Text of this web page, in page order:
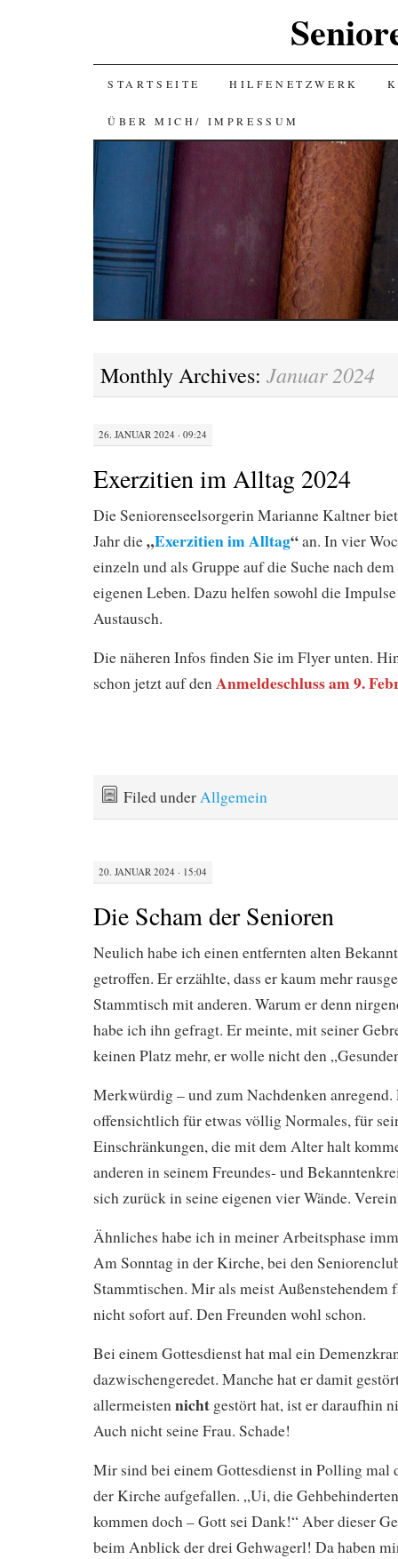
SKIP
TO
CONTENT
STARTSEITE HILFENETZWERK
ÜBER MICH/ IMPRESSUM
Monthly Archives: Januar 2024
26. JANUAR 2024 · 09:24
Exerzitien im Alltag 2024
Die Seniorenseelsorgerin Marianne Kaltner
Jahr die„Exerzitien im Alltag“an. In vier
einzeln und als Gruppe auf die Suche nach
eigenen Leben. Dazu helfen sowohl die
Austausch.
Die näheren Infos finden Sie im Flyer unten.
schon jetzt auf denAnmeldeschluss am 9.
Filed underAllgemein
20. JANUAR 2024 · 15:04
Die Scham der Senioren
Neulich habe ich einen entfernten alten
getroffen. Er erzählte, dass er kaum mehr
Stammtisch mit anderen. Warum er denn
habe ich ihn gefragt. Er meinte, mit seiner
keinen Platz mehr, er wolle nicht den
Merkwürdig – und zum Nachdenken anregend.
offensichtlich für etwas völlig Normales, für
Einschränkungen, die mit dem Alter halt
anderen in seinem Freundes- und
sich zurück in seine eigenen vier Wände.
Ähnliches habe ich in meiner Arbeitsphase
Am Sonntag in der Kirche, bei den
Stammtischen. Mir als meist Außenstehendem
nicht sofort auf. Den Freunden wohl schon.
Bei einem Gottesdienst hat mal ein
dazwischengeredet. Manche hat er damit
allermeistennicht gestört hat, ist er daraufhin
Auch nicht seine Frau. Schade!
Mir sind bei einem Gottesdienst in Polling mal
der Kirche aufgefallen. „Ui, die
kommen doch – Gott sei Dank!“ Aber dieser
beim Anblick der drei Gehwagerl! Da haben